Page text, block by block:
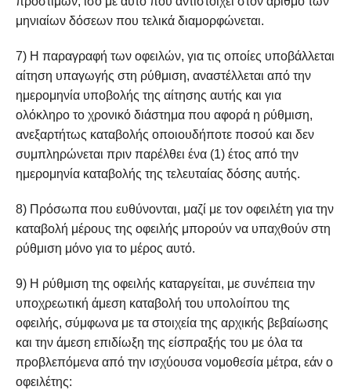
μηνιαίων δόσεων που τελικά διαμορφώνεται.
7) Η παραγραφή των οφειλών, για τις οποίες υποβάλλεται
αίτηση υπαγωγής στη ρύθμιση, αναστέλλεται από την
ημερομηνία υποβολής της αίτησης αυτής και για
ολόκληρο το χρονικό διάστημα που αφορά η ρύθμιση,
ανεξαρτήτως καταβολής οποιουδήποτε ποσού και δεν
συμπληρώνεται πριν παρέλθει ένα (1) έτος από την
ημερομηνία καταβολής της τελευταίας δόσης αυτής.
8) Πρόσωπα που ευθύνονται, μαζί με τον οφειλέτη για την
καταβολή μέρους της οφειλής μπορούν να υπαχθούν στη
ρύθμιση μόνο για το μέρος αυτό.
9) Η ρύθμιση της οφειλής καταργείται, με συνέπεια την
υποχρεωτική άμεση καταβολή του υπολοίπου της
οφειλής, σύμφωνα με τα στοιχεία της αρχικής βεβαίωσης
και την άμεση επιδίωξη της είσπραξής του με όλα τα
προβλεπόμενα από την ισχύουσα νομοθεσία μέτρα, εάν ο
οφειλέτης: